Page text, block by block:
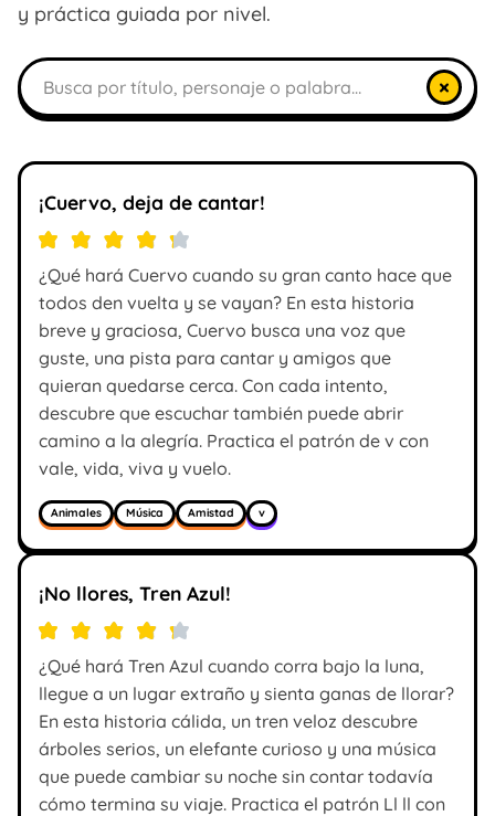
y práctica guiada por nivel.
Buscar libros
×
¡Cuervo, deja de cantar!
¿Qué hará Cuervo cuando su gran canto hace que
todos den vuelta y se vayan? En esta historia
breve y graciosa, Cuervo busca una voz que
guste, una pista para cantar y amigos que
quieran quedarse cerca. Con cada intento,
descubre que escuchar también puede abrir
camino a la alegría. Practica el patrón de v con
vale, vida, viva y vuelo.
Animales Música Amistad v
¡No llores, Tren Azul!
¿Qué hará Tren Azul cuando corra bajo la luna,
llegue a un lugar extraño y sienta ganas de llorar?
En esta historia cálida, un tren veloz descubre
árboles serios, un elefante curioso y una música
que puede cambiar su noche sin contar todavía
cómo termina su viaje. Practica el patrón Ll ll con